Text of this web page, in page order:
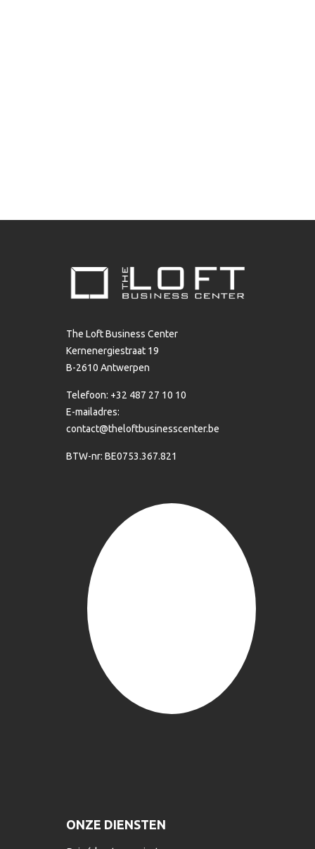
The Loft Business Center
Kernenergiestraat 19
B-2610 Antwerpen
Telefoon: +32 487 27 10 10
E-mailadres:
contact@theloftbusinesscenter.be
BTW-nr: BE0753.367.821
ONZE DIENSTEN